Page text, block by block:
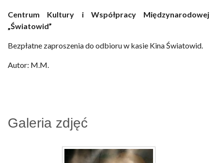
Centrum Kultury i Współpracy Międzynarodowej
„Światowid”
Bezpłatne zaproszenia do odbioru w kasie Kina Światowid.
Autor: M.M.
Galeria zdjęć